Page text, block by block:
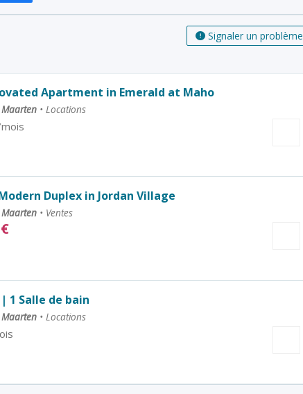
Signaler un problème
Apartment in Emerald at Maho
Maarten • Locations
Duplex in Jordan Village
Maarten • Ventes
€
1 Salle de bain
Maarten • Locations